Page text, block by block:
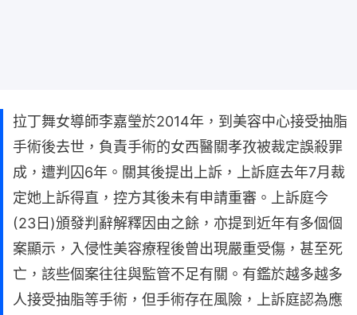
拉丁舞女導師李嘉瑩於2014年，到美容中心接受抽脂
手術後去世，負責手術的女西醫關孝孜被裁定誤殺罪
成，遭判囚6年。關其後提出上訴，上訴庭去年7月裁
定她上訴得直，控方其後未有申請重審。上訴庭今
(23日)頒發判辭解釋因由之餘，亦提到近年有多個個
案顯示，入侵性美容療程後曾出現嚴重受傷，甚至死
亡，該些個案往往與監管不足有關。有鑑於越多越多
人接受抽脂等手術，但手術存在風險，上訴庭認為應